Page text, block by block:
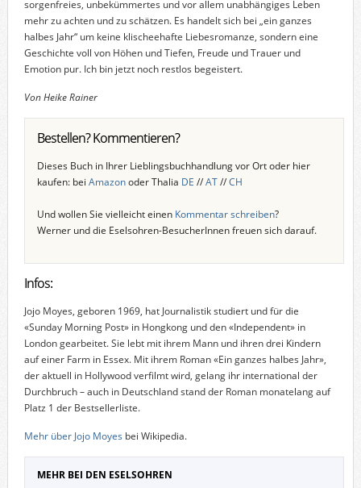
sorgenfreies, unbekümmertes und vor allem unabhängiges Leben
mehr zu achten und zu schätzen. Es handelt sich bei „ein ganzes
halbes Jahr“ um keine klischeehafte Liebesromanze, sondern eine
Geschichte voll von Höhen und Tiefen, Freude und Trauer und
Emotion pur. Ich bin jetzt noch restlos begeistert.
Von Heike Rainer
Bestellen? Kommentieren?
Dieses Buch in Ihrer Lieblingsbuchhandlung vor Ort oder hier
kaufen: bei Amazonoder Thalia DE //AT//CH
Und wollen Sie vielleicht einen Kommentar schreiben?
Werner und die Eselsohren-BesucherInnen freuen sich darauf.
Infos:
Jojo Moyes, geboren 1969, hat Journalistik studiert und für die
«Sunday Morning Post» in Hongkong und den «Independent» in
London gearbeitet. Sie lebt mit ihrem Mann und ihren drei Kindern
auf einer Farm in Essex. Mit ihrem Roman «Ein ganzes halbes Jahr»,
der aktuell in Hollywood verfilmt wird, gelang ihr international der
Durchbruch – auch in Deutschland stand der Roman monatelang auf
Platz 1 der Bestsellerliste.
Mehr über Jojo Moyes bei Wikipedia.
MEHR BEI DEN ESELSOHREN